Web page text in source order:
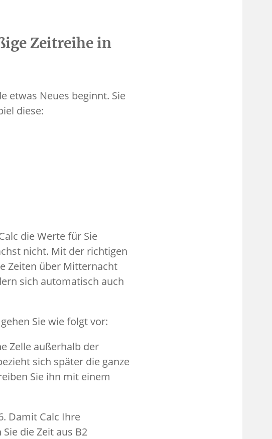
Zeitreihe in
etwas Neues beginnt. Sie
diese:
die Werte für Sie
nicht. Mit der richtigen
Zeiten über Mitternacht
sich automatisch auch
Sie wie folgt vor:
Zelle außerhalb der
sich später die ganze
Sie ihn mit einem
Damit Calc Ihre
die Zeit aus B2